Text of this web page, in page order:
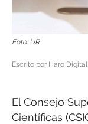
Foto: UR
Escrito por Haro Digital
El Consejo
Científicas